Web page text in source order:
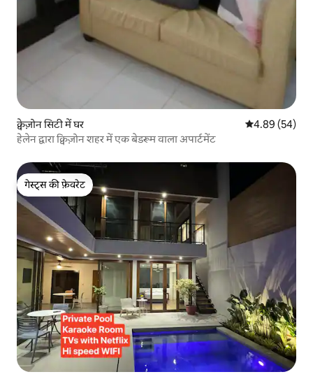
क्वेज़ोन सिटी में घर औसत रेटिंग 5 में
4.89 (54)
हेलेन द्वारा क्विज़ोन शहर में एक बेडरूम वाला अपार्टमेंट
गेस्ट्स की फ़ेवरेट
गेस्ट्स की फ़ेवरेट